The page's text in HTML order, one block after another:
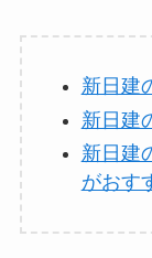
新日建
新日建
新日建
がおす